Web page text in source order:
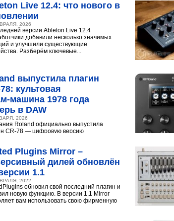
Live 12.4: что нового в
2026
версии Ableton Live 12.4
добавили несколько значимых
и улучшили существующие
Разберём ключевые...
выпустила плагин
культовая
1978 года
в DAW
2026
Roland официально выпустила
CR-78 — цифровую версию
Plugins Mirror –
дилей обновлён
1.1
2022
обновил свой последний плагин и
новую функцию. В версии 1.1 Mirror
вам использовать свою фирменную